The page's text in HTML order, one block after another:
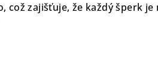
což zajišťuje, že každý šperk